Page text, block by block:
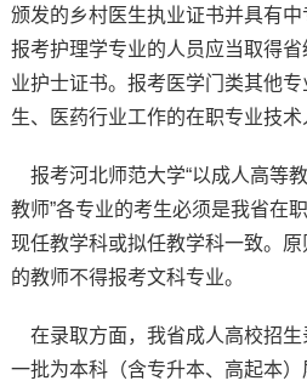
颁发的乡村医生执业证书并具有中
报考护理学专业的人员应当取得
业护士证书。报考医学门类其他
生、医药行业工作的在职专业技术
报考河北师范大学“以成人高等
教师”各专业的考生必须是我省在
现任教学科或拟任教学科一致。
的教师不得报考文科专业。
在录取方面，我省成人高校招生
一批为本科（含专升本、高起本